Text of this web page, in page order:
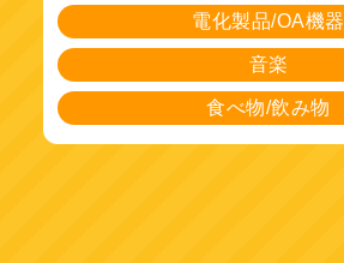
電化製品/OA機器
音楽
食べ物/飲み物